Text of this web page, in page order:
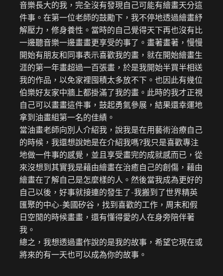
音樂長大的我，完全沒有發現自己可能有繪畫天分這
件事。在第一位老師的鼓勵下，我不停地透過繪畫紓
解壓力，修身養性。當時的自己覺得天下再也沒有比
一邊聽音樂一邊畫畫更享受的事了。畫著畫著，慢慢
開始有朋友和同事表示喜歡我的畫，就在開始繪畫生
涯的第一年畫超過一百張畫，於是我開始半買半相送
我的作品，以免家裡囤積太多放不下。也因此有幾位
伯樂好友家中牆上都掛滿了我的畫。此時的我才正視
自己可以畫畫這件事，鼓起勇氣參展，結果還幸運地
拿到油畫組第一名的佳績。
當油畫老師向別人介紹我，說我是在用藝術治療自己
的時候，我還想說她是在介紹我嗎?我只是喜歡專注
地做一件事的感覺，並且享受畫完的成就感而已，從
來沒想到其實我是藉由繪畫在治癒自己的創傷，藉由
繪畫在了解自己是怎麼樣的人。然後當我成為更好的
自己以後，好事就接連的發生了-我搬到了世界精英
匯聚的中心-美國矽谷，找到喜歡的工作，周末和假
日空閒的時候畫畫，還有懂得愛的人在身旁陪伴著
我。
總之，我想透過畫作說的是我的故事，希望它現在或
將來的有一天也可以成為你的故事。